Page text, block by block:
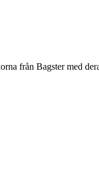
från Bagster med